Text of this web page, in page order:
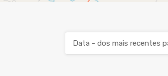
Data - dos mais recentes